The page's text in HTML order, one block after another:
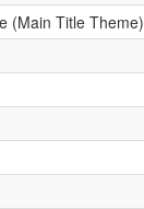
(Main Title Theme)